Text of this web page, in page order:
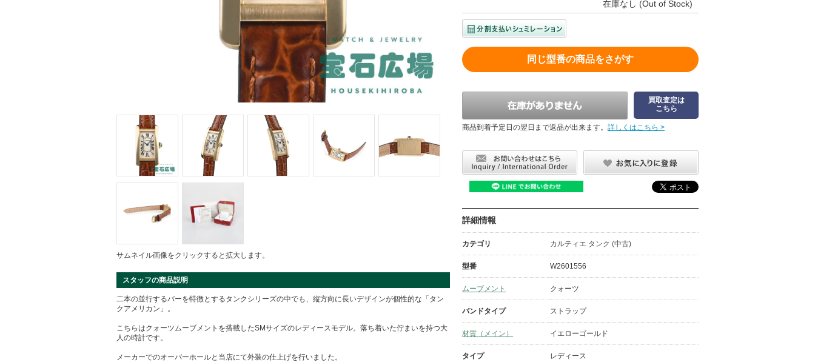
サムネイル画像をクリックすると拡大します。
スタッフの商品説明
二本の並行するバーを特徴とするタンクシリーズの中でも、縦方向に長いデザインが個性的な「タン
クアメリカン」。
こちらはクォーツムーブメントを搭載したSMサイズのレディースモデル。落ち着いた佇まいを持つ大
人の時計です。
メーカーでのオーバーホールと当店にて外装の仕上げを行いました。
在庫なし (Out of Stock)
同じ型番の商品をさがす
買取査定は
こちら
商品到着予定日の翌日まで返品が出来ます。 詳しくはこちら >
詳細情報
カテゴリ カルティエ タンク (中古)
型番 W2601556
ムーブメント クォーツ
バンドタイプ ストラップ
材質（メイン） イエローゴールド
タイプ レディース